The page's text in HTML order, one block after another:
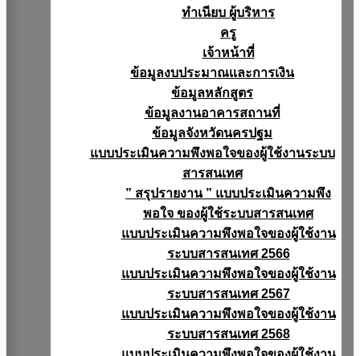
ทำเนียบ ผู้บริหาร
ครู
เจ้าหน้าที่
ข้อมูลงบประมาณเเละการเงิน
ข้อมูลหลักสูตร
ข้อมูลงานอาคารสถานที่
ข้อมูลจังหวัดนครปฐม
แบบประเมินความพึงพอใจของผู้ใช้งานระบบ
สารสนเทศ
” สรุปรายงาน ” แบบประเมินความพึง
พอใจ ของผู้ใช้ระบบสารสนเทศ
แบบประเมินความพึงพอใจของผู้ใช้งาน
ระบบสารสนเทศ 2566
แบบประเมินความพึงพอใจของผู้ใช้งาน
ระบบสารสนเทศ 2567
แบบประเมินความพึงพอใจของผู้ใช้งาน
ระบบสารสนเทศ 2568